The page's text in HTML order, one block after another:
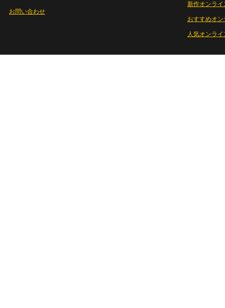
お問い合わせ
新作オンライ
おすすめオ
人気オンラ